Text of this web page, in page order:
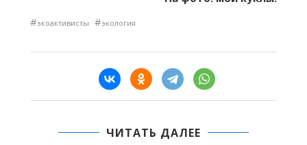
#экоактивисты #экология
ЧИТАТЬ ДАЛЕЕ